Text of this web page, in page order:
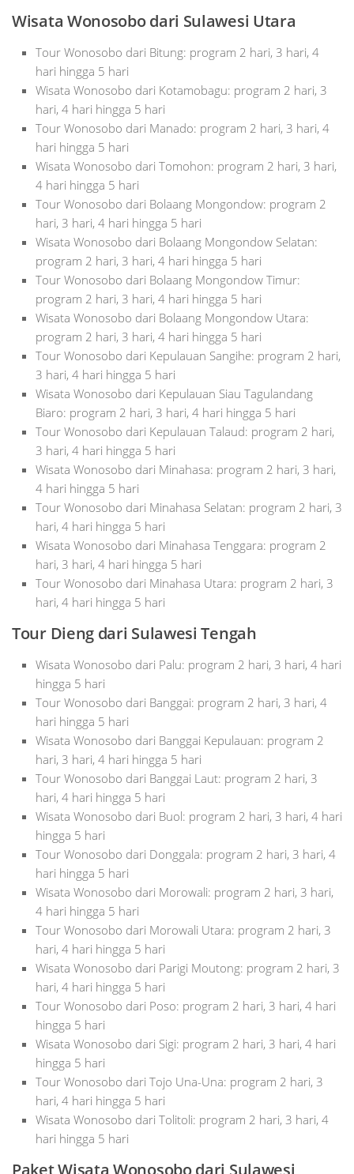
Wisata Wonosobo dari Sulawesi Utara
Tour Wonosobo dari Bitung: program 2 hari, 3 hari, 4
hari hingga 5 hari
Wisata Wonosobo dari Kotamobagu: program 2 hari, 3
hari, 4 hari hingga 5 hari
Tour Wonosobo dari Manado: program 2 hari, 3 hari, 4
hari hingga 5 hari
Wisata Wonosobo dari Tomohon: program 2 hari, 3 hari,
4 hari hingga 5 hari
Tour Wonosobo dari Bolaang Mongondow: program 2
hari, 3 hari, 4 hari hingga 5 hari
Wisata Wonosobo dari Bolaang Mongondow Selatan:
program 2 hari, 3 hari, 4 hari hingga 5 hari
Tour Wonosobo dari Bolaang Mongondow Timur:
program 2 hari, 3 hari, 4 hari hingga 5 hari
Wisata Wonosobo dari Bolaang Mongondow Utara:
program 2 hari, 3 hari, 4 hari hingga 5 hari
Tour Wonosobo dari Kepulauan Sangihe: program 2 hari,
3 hari, 4 hari hingga 5 hari
Wisata Wonosobo dari Kepulauan Siau Tagulandang
Biaro: program 2 hari, 3 hari, 4 hari hingga 5 hari
Tour Wonosobo dari Kepulauan Talaud: program 2 hari,
3 hari, 4 hari hingga 5 hari
Wisata Wonosobo dari Minahasa: program 2 hari, 3 hari,
4 hari hingga 5 hari
Tour Wonosobo dari Minahasa Selatan: program 2 hari, 3
hari, 4 hari hingga 5 hari
Wisata Wonosobo dari Minahasa Tenggara: program 2
hari, 3 hari, 4 hari hingga 5 hari
Tour Wonosobo dari Minahasa Utara: program 2 hari, 3
hari, 4 hari hingga 5 hari
Tour Dieng dari Sulawesi Tengah
Wisata Wonosobo dari Palu: program 2 hari, 3 hari, 4 hari
hingga 5 hari
Tour Wonosobo dari Banggai: program 2 hari, 3 hari, 4
hari hingga 5 hari
Wisata Wonosobo dari Banggai Kepulauan: program 2
hari, 3 hari, 4 hari hingga 5 hari
Tour Wonosobo dari Banggai Laut: program 2 hari, 3
hari, 4 hari hingga 5 hari
Wisata Wonosobo dari Buol: program 2 hari, 3 hari, 4 hari
hingga 5 hari
Tour Wonosobo dari Donggala: program 2 hari, 3 hari, 4
hari hingga 5 hari
Wisata Wonosobo dari Morowali: program 2 hari, 3 hari,
4 hari hingga 5 hari
Tour Wonosobo dari Morowali Utara: program 2 hari, 3
hari, 4 hari hingga 5 hari
Wisata Wonosobo dari Parigi Moutong: program 2 hari, 3
hari, 4 hari hingga 5 hari
Tour Wonosobo dari Poso: program 2 hari, 3 hari, 4 hari
hingga 5 hari
Wisata Wonosobo dari Sigi: program 2 hari, 3 hari, 4 hari
hingga 5 hari
Tour Wonosobo dari Tojo Una-Una: program 2 hari, 3
hari, 4 hari hingga 5 hari
Wisata Wonosobo dari Tolitoli: program 2 hari, 3 hari, 4
hari hingga 5 hari
Paket Wisata Wonosobo dari Sulawesi